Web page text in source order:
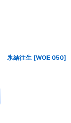
氷結往生 [WOE 050]